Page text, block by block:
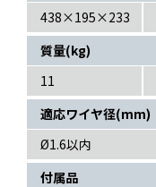
438×195×233
質量(kg)
11
適応ワイヤ径(mm)
Ø1.6以内
付属品